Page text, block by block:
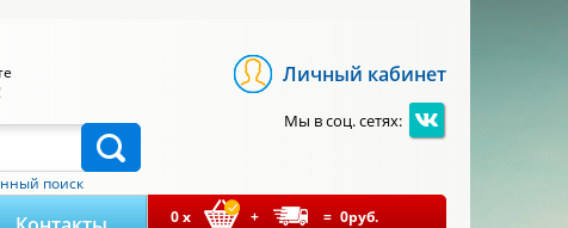
поиск
Личный кабинет
Мы в соц. сетях:
0x
+
= 0руб.